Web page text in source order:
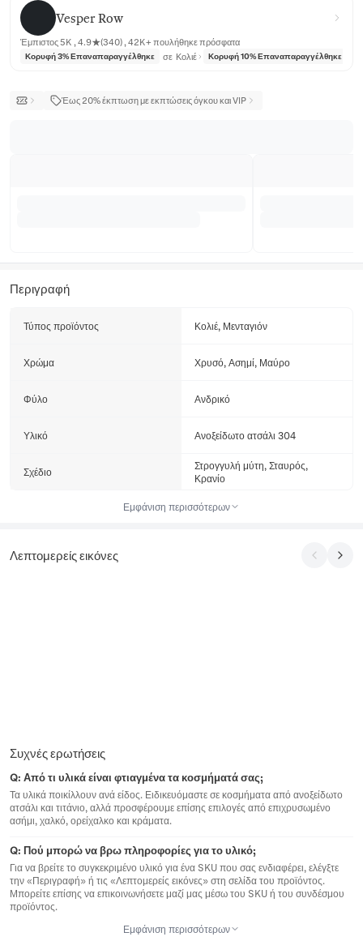
Vesper Row
Vesper Row
Έμπιστος 5K , 4.9★(340) , 42K+ πουλήθηκε πρόσφατα
Κορυφή 3% Επαναπαραγγέλθηκε σε Κολιέ Κορυφή 10% Επαναπαραγγέλθηκε
Έως 20% έκπτωση με εκπτώσεις όγκου και VIP
Περιγραφή
Τύπος προϊόντος Κολιέ, Μενταγιόν
Χρώμα Χρυσό, Ασημί, Μαύρο
Φύλο Ανδρικό
Υλικό Ανοξείδωτο ατσάλι 304
Σχέδιο
Στρογγυλή μύτη, Σταυρός,
Κρανίο
Εμφάνιση περισσότερων
Λεπτομερείς εικόνες
Συχνές ερωτήσεις
Q: Από τι υλικά είναι φτιαγμένα τα κοσμήματά σας;
Τα υλικά ποικίλλουν ανά είδος. Ειδικευόμαστε σε κοσμήματα από ανοξείδωτο
ατσάλι και τιτάνιο, αλλά προσφέρουμε επίσης επιλογές από επιχρυσωμένο
ασήμι, χαλκό, ορείχαλκο και κράματα.
Q: Πού μπορώ να βρω πληροφορίες για το υλικό;
Για να βρείτε το συγκεκριμένο υλικό για ένα SKU που σας ενδιαφέρει, ελέγξτε
την «Περιγραφή» ή τις «Λεπτομερείς εικόνες» στη σελίδα του προϊόντος.
Μπορείτε επίσης να επικοινωνήσετε μαζί μας μέσω του SKU ή του συνδέσμου
προϊόντος.
Εμφάνιση περισσότερων